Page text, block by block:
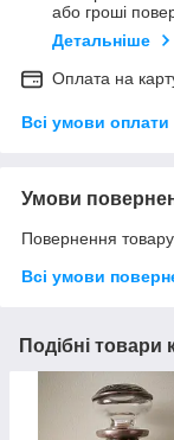
або гроші
Детальніше
Оплата на
Всі умови оплати
Умови
Повернення
Всі умови
Подібні товари